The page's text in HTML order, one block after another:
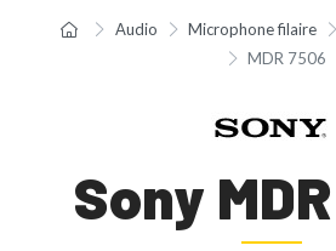
Audio Microphone filaire
MDR 7506
Sony